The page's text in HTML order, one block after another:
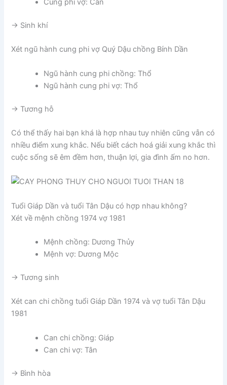
Cung phi vợ: Cấn
-> Sinh khí
Xét ngũ hành cung phi vợ Quý Dậu chồng Bính Dần
Ngũ hành cung phi chồng: Thổ
Ngũ hành cung phi vợ: Thổ
-> Tương hỗ
Có thể thấy hai bạn khá là hợp nhau tuy nhiên cũng vẫn có
nhiều điểm xung khắc. Nếu biết cách hoá giải xung khắc thì
cuộc sống sẽ êm đềm hơn, thuận lợi, gia đình ấm no hơn.
Tuổi Giáp Dần và tuổi Tân Dậu có hợp nhau không?
Xét về mệnh chồng 1974 vợ 1981
Mệnh chồng: Dương Thủy
Mệnh vợ: Dương Mộc
-> Tương sinh
Xét can chi chồng tuổi Giáp Dần 1974 và vợ tuổi Tân Dậu
1981
Can chi chồng: Giáp
Can chi vợ: Tân
-> Bình hòa